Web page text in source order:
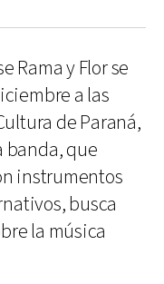
Rama y Flor se
a las
de Paraná,
banda, que
instrumentos
busca
la música